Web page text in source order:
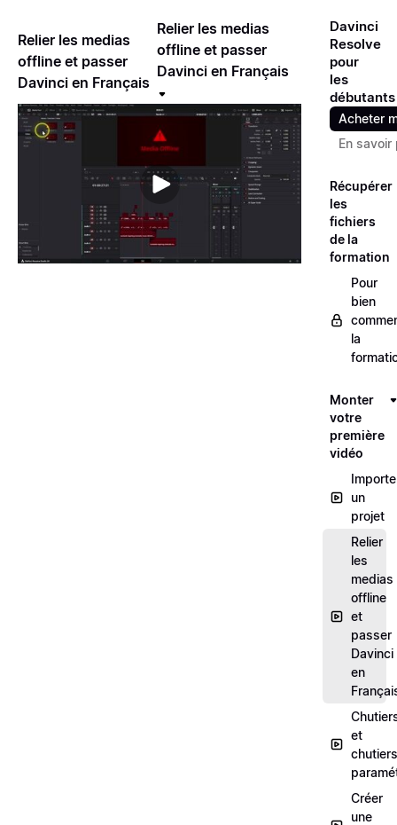
Relier les medias
offline et passer
Davinci en Français
Relier les medias
offline et passer
Davinci en Français
Davinci
Resolve
pour
les
débutants
Acheter
En savoir
Récupérer
les
fichiers
de la
formation
Pour
bien
la
Monter
votre
première
vidéo
un
projet
Relier
les
medias
offline
et
passer
Davinci
en
et
chutiers
Créer
une